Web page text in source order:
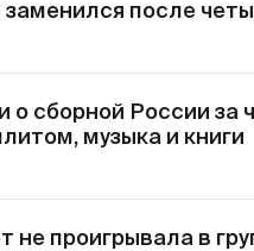
заменился после
о сборной России
музыка и книги
не проигрывала в